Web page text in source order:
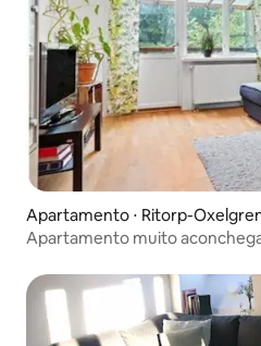
Apartamento ⋅ Ritorp-
Apartamento muito